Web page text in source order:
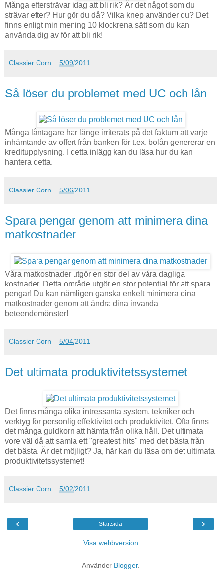
Många eftersträvar idag att bli rik? Är det något som du
strävar efter? Hur gör du då? Vilka knep använder du? Det
finns enligt min mening 10 klockrena sätt som du kan
använda dig av för att bli rik!
Classier Corn 5/09/2011
Så löser du problemet med UC och lån
Många låntagare har länge irriterats på det faktum att varje
inhämtande av offert från banken för t.ex. bolån genererar en
kreditupplysning. I detta inlägg kan du läsa hur du kan
hantera detta.
Classier Corn 5/06/2011
Spara pengar genom att minimera dina
matkostnader
Våra matkostnader utgör en stor del av våra dagliga
kostnader. Detta område utgör en stor potential för att spara
pengar! Du kan nämligen ganska enkelt minimera dina
matkostnader genom att ändra dina invanda
beteendemönster!
Classier Corn 5/04/2011
Det ultimata produktivitetssystemet
Det finns många olika intressanta system, tekniker och
verktyg för personlig effektivitet och produktivitet. Ofta finns
det många guldkorn att hämta från olika håll. Det ultimata
vore väl då att samla ett "greatest hits" med det bästa från
det bästa. Är det möjligt? Ja, här kan du läsa om det ultimata
produktivitetssystemet!
Classier Corn 5/02/2011
‹ ›
Startsida
Visa webbversion
Använder Blogger.